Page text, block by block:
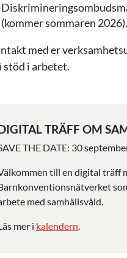
(kommer sommaren 2026).
med er
stöd i arbetet.
TRÄFF OM
THE DATE: 30
till en digital träff
med samhällsvåld.
mer i kalendern.